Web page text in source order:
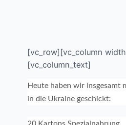
[vc_row][vc_column
[vc_column_text]
Heute haben wir insgesamt
in die Ukraine geschickt: